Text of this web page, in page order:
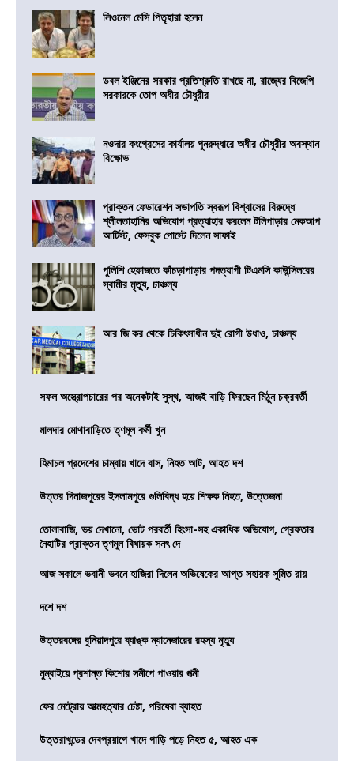
লিওনেল মেসি পিতৃহারা হলেন
ডবল ইঞ্জিনের সরকার প্রতিশ্রুতি রাখছে না, রাজ্যের বিজেপি
সরকারকে তোপ অধীর চৌধুরীর
নওদার কংগ্রেসের কার্যালয় পুনরুদ্ধারে অধীর চৌধুরীর অবস্থান
বিক্ষোভ
প্রাক্তন ফেডারেশন সভাপতি স্বরূপ বিশ্বাসের বিরুদ্ধে
শ্লীলতাহানির অভিযোগ প্রত্যাহার করলেন টলিপাড়ার মেকআপ
আর্টিস্ট, ফেসবুক পোস্টে দিলেন সাফাই
পুলিশি হেফাজতে কাঁচড়াপাড়ার পদত্যাগী টিএমসি কাউন্সিলরের
স্বামীর মৃত্যু, চাঞ্চল্য
আর জি কর থেকে চিকিৎসাধীন দুই রোগী উধাও, চাঞ্চল্য
সফল অস্ত্রোপচারের পর অনেকটাই সুস্থ, আজই বাড়ি ফিরছেন মিঠুন চক্রবর্তী
মালদার মোথাবাড়িতে তৃণমূল কর্মী খুন
হিমাচল প্রদেশের চাম্বায় খাদে বাস, নিহত আট, আহত দশ
উত্তর দিনাজপুরের ইসলামপুরে গুলিবিদ্ধ হয়ে শিক্ষক নিহত, উত্তেজনা
তোলাবাজি, ভয় দেখানো, ভোট পরবর্তী হিংসা-সহ একাধিক অভিযোগ, গ্রেফতার
নৈহাটির প্রাক্তন তৃণমূল বিধায়ক সনৎ দে
আজ সকালে ভবানী ভবনে হাজিরা দিলেন অভিষেকের আপ্ত সহায়ক সুমিত রায়
দশে দশ
উত্তরবঙ্গের বুনিয়াদপুরে ব্যাঙ্ক ম্যানেজারের রহস্য মৃত্যু
মুম্বাইয়ে প্রশান্ত কিশোর সমীপে পাওয়ার পত্মী
ফের মেট্রোয় আত্মহত্যার চেষ্টা, পরিষেবা ব্যাহত
উত্তরাখন্ডের দেবপ্রয়াগে খাদে গাড়ি পড়ে নিহত ৫, আহত এক